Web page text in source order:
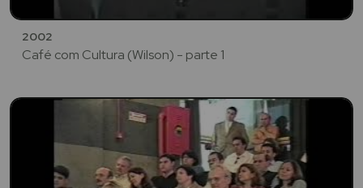
2002
Café com Cultura (Wilson) - parte 1